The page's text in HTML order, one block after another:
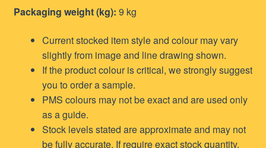
Packaging weight (kg): 9 kg
Current stocked item style and colour may vary
slightly from image and line drawing shown.
If the product colour is critical, we strongly suggest
you to order a sample.
PMS colours may not be exact and are used only
as a guide.
Stock levels stated are approximate and may not
be fully accurate. If require exact stock quantity,